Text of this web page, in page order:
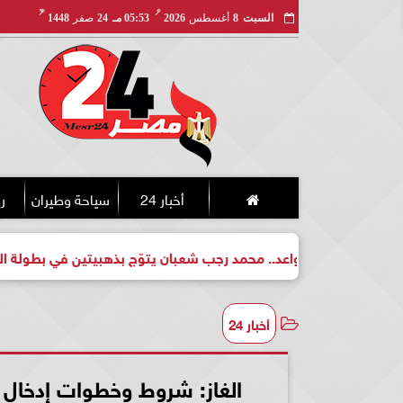
السبت 8 أغسطس 2026
مـ
05:53 مـ 24 صفر 1448
هـ
أخبار 24 سياحة وطيران
واعد.. محمد رجب شعبان يتوّج بذهبيتين في بطولة الجمهورية
أخبار 24
الغاز: شروط وخطوات إدخال